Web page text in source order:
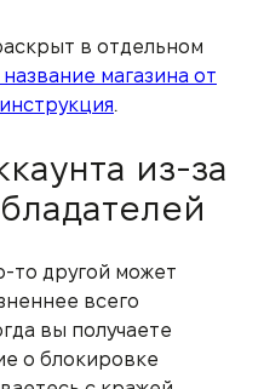
в отдельном
магазина от
.
из-за
то другой может
всего
вы получаете
о блокировке